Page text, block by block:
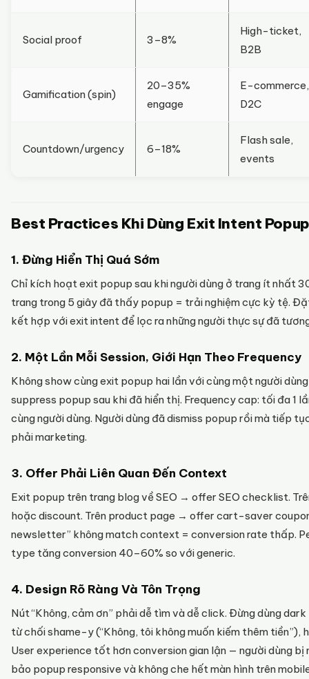
Social proof 3–8%
High-ticket,
B2B
Gamification (spin)
20–35%
engage
E-commerce,
D2C
Countdown/urgency 6–18%
Flash sale,
events
Best Practices Khi Dùng Exit Intent Popup
1. Đừng Hiển Thị Quá Sớm
Chỉ kích hoạt exit popup sau khi người dùng ở trang ít nhất
trang trong 5 giây đã thấy popup = trải nghiệm cực kỳ tệ.
kết hợp với exit intent để lọc ra những người thực sự đã
2. Một Lần Mỗi Session, Giới Hạn Theo Frequency
Không show cùng exit popup hai lần với cùng một người
suppress popup sau khi đã hiển thị. Frequency cap: tối đa 1
cùng người dùng. Người dùng đã dismiss popup rồi mà tiếp
phải marketing.
3. Offer Phải Liên Quan Đến Context
Exit popup trên trang blog về SEO → offer SEO checklist.
hoặc discount. Trên product page → offer cart-saver
newsletter” không match context = conversion rate thấp.
type tăng conversion 40–60% so với generic.
4. Design Rõ Ràng Và Tôn Trọng
Nút “Không, cảm ơn” phải dễ tìm và dễ click. Đừng dùng
từ chối shame-y (“Không, tôi không muốn kiếm thêm tiền”),
User experience tốt hơn conversion gian lận — người dùng
bảo popup responsive và không che hết màn hình trên